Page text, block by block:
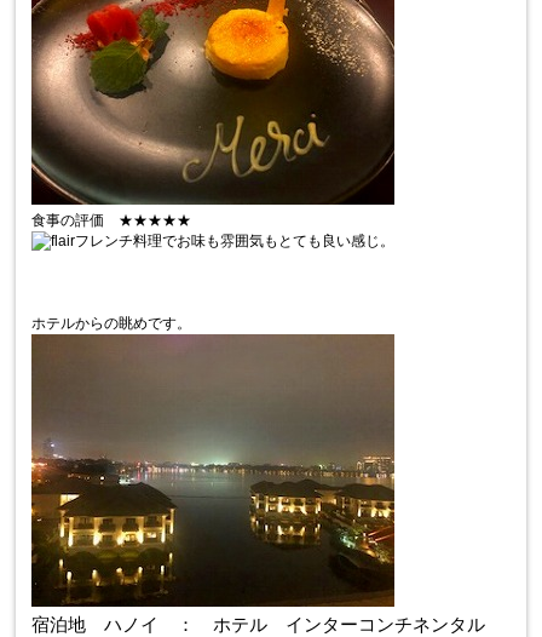
食事の評価 ★★★★★
フレンチ料理でお味も雰囲気もとても良い感じ。
ホテルからの眺めです。
宿泊地 ハノイ ： ホテル インターコンチネンタル